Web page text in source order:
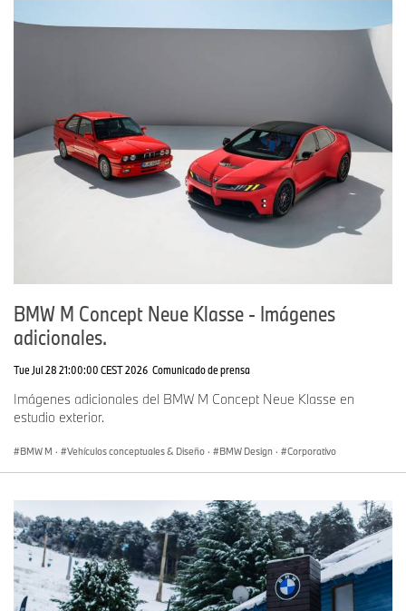
BMW M Concept Neue Klasse - Imágenes
adicionales.
Tue Jul 28 21:00:00 CEST 2026 Comunicado de prensa
Imágenes adicionales del BMW M Concept Neue Klasse en
estudio exterior.
BMW M · Vehículos conceptuales & Diseño · BMW Design · Corporativo